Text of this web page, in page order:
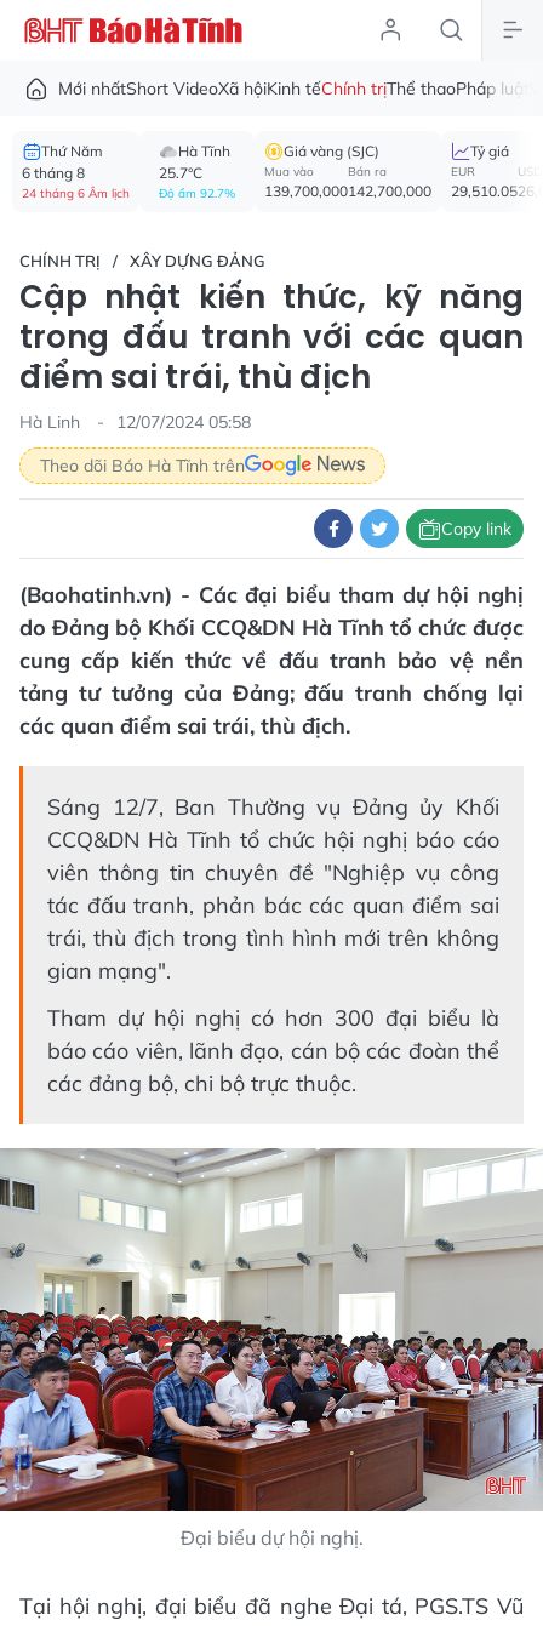
Mới nhấtShort VideoXã hộiKinh tếChính trịThể thaoPháp luật
Thứ Năm
6 tháng 8
24 tháng 6 Âm lịch
Hà Tĩnh
25.7°C
Độ ẩm 92.7%
Giá vàng (SJC)
Mua vào
139,700,000
Bán ra
142,700,000
Tỷ giá
EUR
29,510.05
USD
CHÍNH TRỊ XÂY DỰNG ĐẢNG
Cập nhật kiến thức, kỹ năng
trong đấu tranh với các quan
điểm sai trái, thù địch
Hà Linh
12/07/2024 05:58
Theo dõi Báo Hà Tĩnh trên
Copy link
(Baohatinh.vn) - Các đại biểu tham dự hội nghị
do Đảng bộ Khối CCQ&DN Hà Tĩnh tổ chức được
cung cấp kiến thức về đấu tranh bảo vệ nền
tảng tư tưởng của Đảng; đấu tranh chống lại
các quan điểm sai trái, thù địch.
Sáng 12/7, Ban Thường vụ Đảng ủy Khối
CCQ&DN Hà Tĩnh tổ chức hội nghị báo cáo
viên thông tin chuyên đề "Nghiệp vụ công
tác đấu tranh, phản bác các quan điểm sai
trái, thù địch trong tình hình mới trên không
gian mạng".
Tham dự hội nghị có hơn 300 đại biểu là
báo cáo viên, lãnh đạo, cán bộ các đoàn thể
các đảng bộ, chi bộ trực thuộc.
Đại biểu dự hội nghị.
Tại hội nghị, đại biểu đã nghe Đại tá, PGS.TS Vũ